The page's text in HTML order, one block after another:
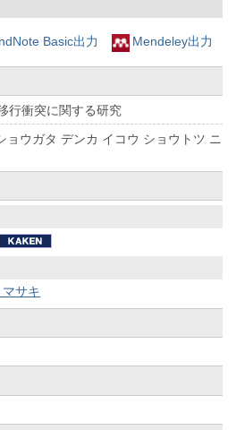
Basic出力 Mendeley出力
行衝突に関する研究
ョウガタ デンカ イコウ ショウトツ ニ
サキ